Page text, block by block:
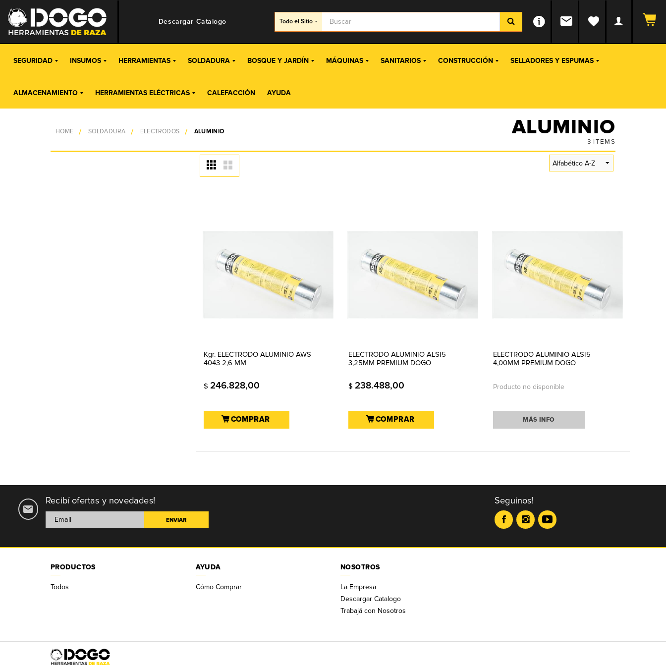
Descargar Catalogo Todo el Sitio
SEGURIDAD INSUMOS HERRAMIENTAS SOLDADURA BOSQUE Y JARDÍN MÁQUINAS SANITARIOS CONSTRUCCIÓN SELLADORES Y ESPUMAS
ALMACENAMIENTO HERRAMIENTAS ELÉCTRICAS CALEFACCIÓN AYUDA
ALUMINIO
HOME SOLDADURA ELECTRODOS ALUMINIO
3 ITEMS
Kgr. ELECTRODO ALUMINIO AWS
4043 2,6 MM
$ 246.828,00
COMPRAR
ELECTRODO ALUMINIO ALSI5
3,25MM PREMIUM DOGO
$ 238.488,00
COMPRAR
ELECTRODO ALUMINIO ALSI5
4,00MM PREMIUM DOGO
Producto no disponible
MÁS INFO
Recibí ofertas y novedades! Seguinos!
PRODUCTOS
Todos
AYUDA
Cómo Comprar
NOSOTROS
La Empresa
Descargar Catalogo
Trabajá con Nosotros